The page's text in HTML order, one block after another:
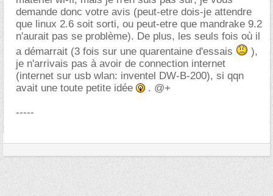
demande donc votre avis (peut-etre dois-je attendre
que linux 2.6 soit sorti, ou peut-etre que mandrake 9.2
n'aurait pas se problème). De plus, les seuls fois où il
a démarrait (3 fois sur une quarentaine d'essais
),
je n'arrivais pas à avoir de connection internet
(internet sur usb wlan: inventel DW-B-200), si qqn
avait une toute petite idée
. @+
-----